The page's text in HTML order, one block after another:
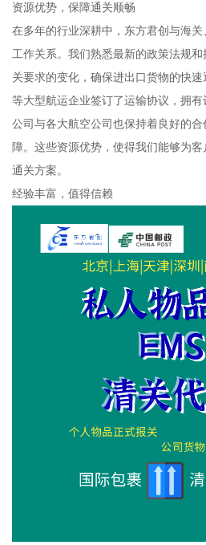
资源优势，保障通关顺畅
在多年的行业深耕中，东方君创与海
工作关系。我们熟悉最新的政策法规
关要求的变化，确保进出口货物的快
等大型航运企业签订了运输协议，拥有
公司与各大航空公司也保持着良好的
障。这些资源优势，使得我们能够为
通关方案。
经验丰富，值得信赖